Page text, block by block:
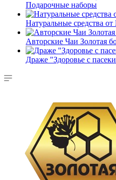
Подарочные наборы
Натуральные средства
Авторские Чаи Золотая
Драже "Здоровье с